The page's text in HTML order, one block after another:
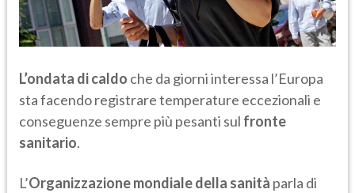
L’ondata di caldo che da giorni interessa l’Europa
sta facendo registrare temperature eccezionali e
conseguenze sempre più pesanti sul fronte
sanitario.
L’Organizzazione mondiale della sanità parla di